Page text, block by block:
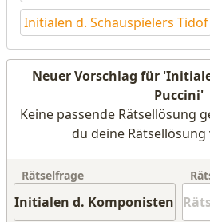
Initialen d. Schauspielers Tidof
Neuer Vorschlag für
Puccini'
Keine passende Rätsellösung
du deine
Rätselfrage